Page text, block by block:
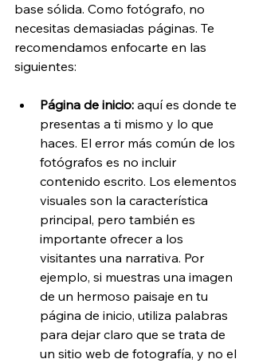
base sólida. Como fotógrafo, no
necesitas demasiadas páginas. Te
recomendamos enfocarte en las
siguientes:
Página de inicio: aquí es donde te
presentas a ti mismo y lo que
haces. El error más común de los
fotógrafos es no incluir
contenido escrito. Los elementos
visuales son la característica
principal, pero también es
importante ofrecer a los
visitantes una narrativa. Por
ejemplo, si muestras una imagen
de un hermoso paisaje en tu
página de inicio, utiliza palabras
para dejar claro que se trata de
un sitio web de fotografía, y no el